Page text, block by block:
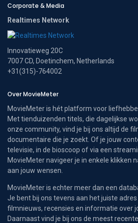
Corporate & Media
Realtimes Network
Innovatieweg 20C
7007 CD, Doetinchem, Netherlands
+31(315)-764002
Over MovieMeter
MovieMeter is hét platform voor
Met tienduizenden titels, die dagelijkse
onze community, vind je bij ons altijd de
documentaire die je zoekt. Of je jouw
televisie, in de bioscoop of via een
MovieMeter navigeer je in enkele klikken
aan jouw wensen.
MovieMeter is echter meer dan een
Je bent bij ons tevens aan het juiste
filmnieuws, recensies en informatie over
Daarnaast vind je bij ons de meest